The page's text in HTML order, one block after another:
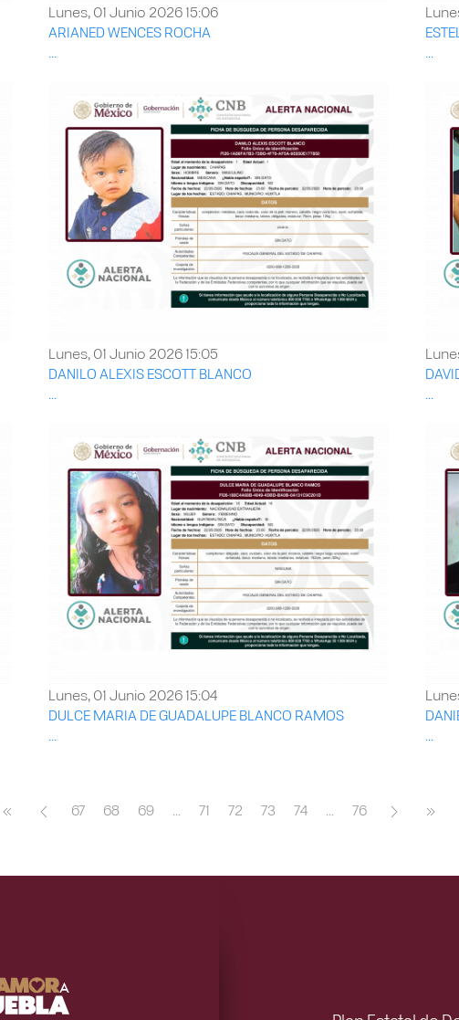
Lunes, 01 Junio 2026 15:06
ARIANED WENCES ROCHA
Lunes, 01 Junio 2026 15:05
DANILO ALEXIS ESCOTT BLANCO
Lunes, 01 Junio 2026 15:04
DULCE MARIA DE GUADALUPE BLANCO RAMOS
...
...
67 68 69 ... 71 72 73 74 ... 76